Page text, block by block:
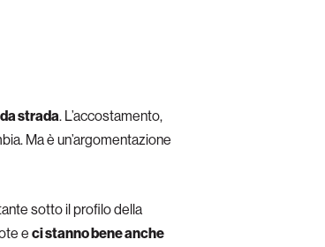
strada. L’accostamento,
Ma è un’argomentazione
sotto il profilo della
e ci stanno bene anche